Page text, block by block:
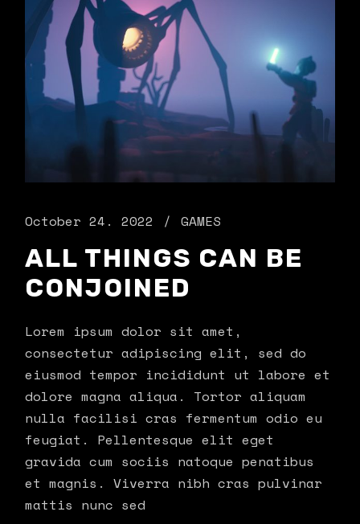
October 24. 2022 GAMES
ALL THINGS CAN BE
CONJOINED
Lorem ipsum dolor sit amet,
consectetur adipiscing elit, sed do
eiusmod tempor incididunt ut labore et
dolore magna aliqua. Tortor aliquam
nulla facilisi cras fermentum odio eu
feugiat. Pellentesque elit eget
gravida cum sociis natoque penatibus
et magnis. Viverra nibh cras pulvinar
mattis nunc sed